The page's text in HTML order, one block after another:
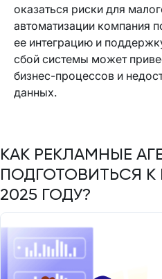
оказаться риски для
автоматизации компания
ее интеграцию и
сбой системы может
бизнес-процессов и
данных.
КАК РЕКЛАМНЫЕ
ПОДГОТОВИТЬСЯ
2025 ГОДУ?